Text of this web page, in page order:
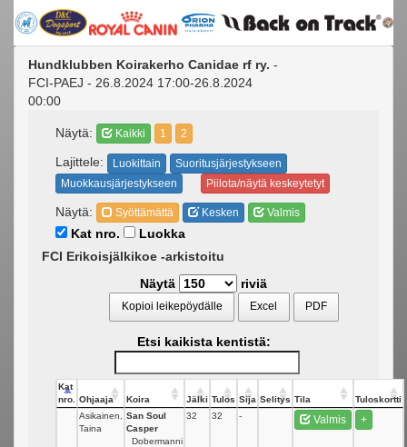
Hundklubben Koirakerho Canidae rf ry. -
FCI-PAEJ - 26.8.2024 17:00-26.8.2024
00:00
Näytä: Kaikki 1 2
Lajittele: Luokittain
Suoritusjärjestykseen
Muokkausjärjestykseen
Piilota/näytä keskeytetyt
Näytä: Syöttämättä Kesken Valmis
Kat nro.
Luokka
FCI Erikoisjälkikoe -arkistoitu
Näytä
riviä
Kopioi leikepöydälle Excel PDF
Etsi kaikista kentistä:
Kat
nro.
Ohjaaja Koira Jälki Tulos Sija Selitys Tila
Tuloskortti
Asikainen,
Taina
San Soul
Casper
Dobermanni
32 32 - Valmis +